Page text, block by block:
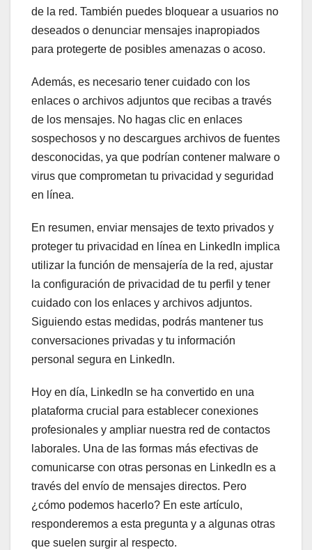
de la red. También puedes bloquear a usuarios no
deseados o denunciar mensajes inapropiados
para protegerte de posibles amenazas o acoso.
Además, es necesario tener cuidado con los
enlaces o archivos adjuntos que recibas a través
de los mensajes. No hagas clic en enlaces
sospechosos y no descargues archivos de fuentes
desconocidas, ya que podrían contener malware o
virus que comprometan tu privacidad y seguridad
en línea.
En resumen, enviar mensajes de texto privados y
proteger tu privacidad en línea en LinkedIn implica
utilizar la función de mensajería de la red, ajustar
la configuración de privacidad de tu perfil y tener
cuidado con los enlaces y archivos adjuntos.
Siguiendo estas medidas, podrás mantener tus
conversaciones privadas y tu información
personal segura en LinkedIn.
Hoy en día, LinkedIn se ha convertido en una
plataforma crucial para establecer conexiones
profesionales y ampliar nuestra red de contactos
laborales. Una de las formas más efectivas de
comunicarse con otras personas en LinkedIn es a
través del envío de mensajes directos. Pero
¿cómo podemos hacerlo? En este artículo,
responderemos a esta pregunta y a algunas otras
que suelen surgir al respecto.